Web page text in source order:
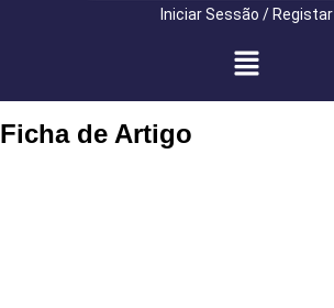
Iniciar Sessão / Registar
Ficha de Artigo